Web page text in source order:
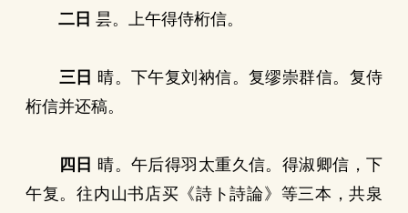
二日 昙。上午得侍桁信。
三日 晴。下午复刘衲信。复缪崇群信。复侍
桁信并还稿。
四日 晴。午后得羽太重久信。得淑卿信，下
午复。往内山书店买《詩ト詩論》等三本，共泉